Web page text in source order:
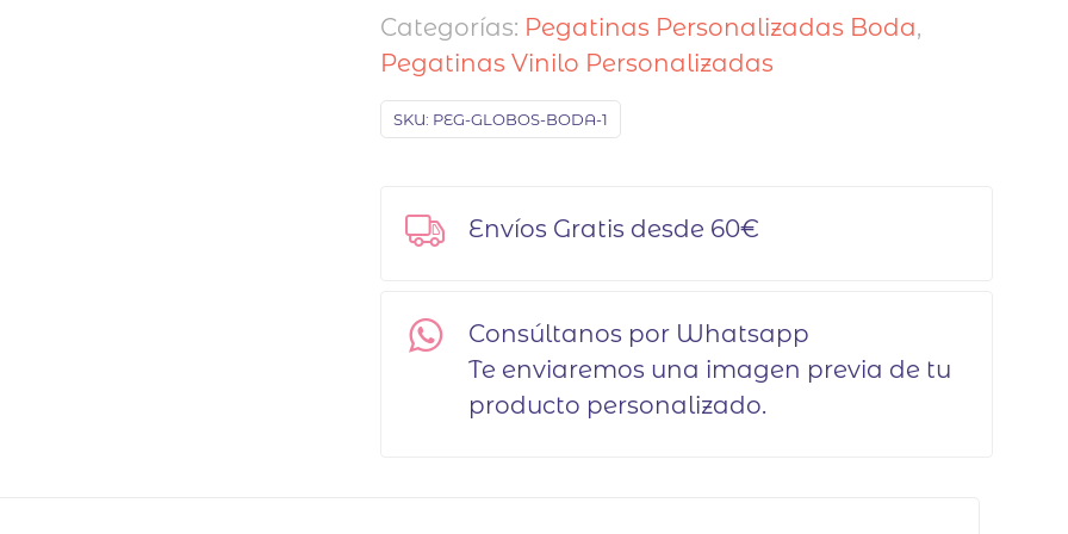
Categorías: Pegatinas Personalizadas Boda,
Pegatinas Vinilo Personalizadas
SKU: PEG-GLOBOS-BODA-1
Envíos Gratis desde 60€
Consúltanos por Whatsapp
Te enviaremos una imagen previa de tu
producto personalizado.